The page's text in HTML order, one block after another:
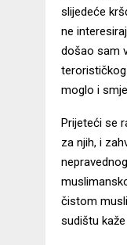
slijedeće
ne
došao sam
moglo i
Prijeteći se
za njih, i
čistom
sudištu